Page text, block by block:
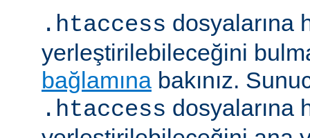
.htaccess dosyalarına
yerleştirilebileceğini
bağlamına bakınız.
.htaccess dosyalarına